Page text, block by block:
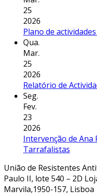
25
2026
Plano de
Qua.
Mar.
25
2026
Relatório de
Seg.
Fev.
23
2026
Intervenção de Ana
Tarrafalistas
União de Resistentes
Paulo II, lote 540 – 2D
Marvila,1950-157, Lisboa